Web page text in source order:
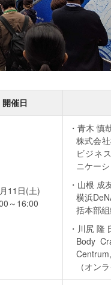
開催日
11日(土)
～16:00
青木 慎
株式会
ビジネ
ニケー
山根 成
横浜
括本部
川尻 隆
Body
（オン